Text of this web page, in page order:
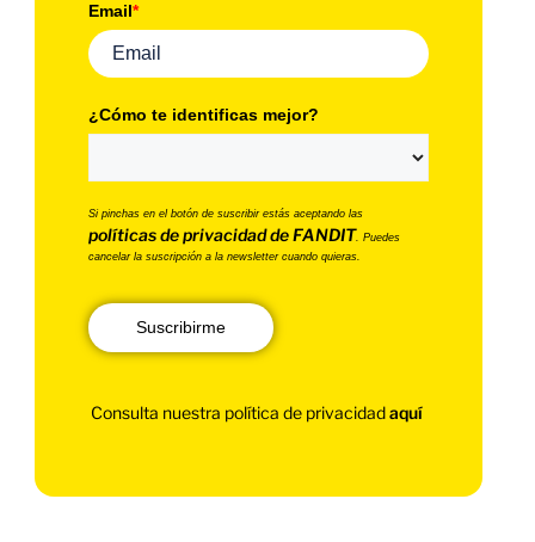
Email*
¿Cómo te identificas mejor?
Si pinchas en el botón de suscribir estás aceptando las
políticas de privacidad de FANDIT. Puedes
cancelar la suscripción a la newsletter cuando quieras.
Suscribirme
Consulta nuestra política de privacidadaquí